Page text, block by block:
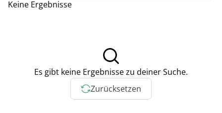
Keine Ergebnisse
Es gibt keine Ergebnisse zu deiner Suche.
Zurücksetzen